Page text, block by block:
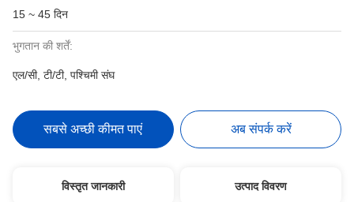
15 ~ 45 दिन
भुगतान की शर्तें:
एल/सी, टी/टी, पश्चिमी संघ
सबसे अच्छी कीमत पाएं अब संपर्क करें
विस्तृत जानकारी उत्पाद विवरण